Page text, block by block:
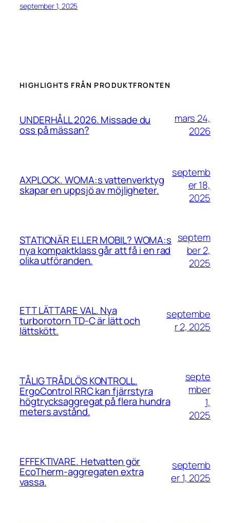
september 1, 2025
HIGHLIGHTS FRÅN PRODUKTFRONTEN
UNDERHÅLL 2026. Missade du
oss på mässan?
mars 24,
2026
AXPLOCK. WOMA:s vattenverktyg
skapar en uppsjö av möjligheter.
septemb
er 18,
2025
STATIONÄR ELLER MOBIL? WOMA:s
nya kompaktklass går att få i en rad
olika utföranden.
septem
ber 2,
2025
ETT LÄTTARE VAL. Nya
turborotorn TD-C är lätt och
lättskött.
septembe
r 2, 2025
TÅLIG TRÅDLÖS KONTROLL.
ErgoControl RRC kan fjärrstyra
högtrycksaggregat på flera hundra
meters avstånd.
septe
mber
1,
2025
EFFEKTIVARE. Hetvatten gör
EcoTherm-aggregaten extra
vassa.
septemb
er 1, 2025